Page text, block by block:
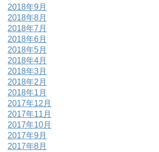
2018年9月
2018年8月
2018年7月
2018年6月
2018年5月
2018年4月
2018年3月
2018年2月
2018年1月
2017年12月
2017年11月
2017年10月
2017年9月
2017年8月